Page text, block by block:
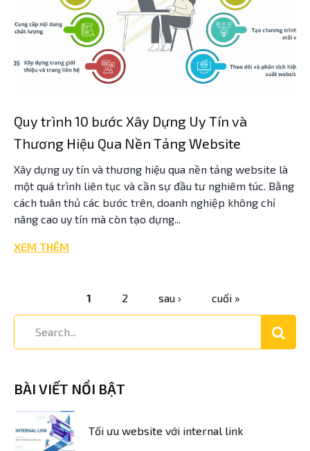
Quy trình 10 bước Xây Dựng Uy Tín và
Thương Hiệu Qua Nền Tảng Website
Xây dựng uy tín và thương hiệu qua nền tảng website là
một quá trình liên tục và cần sự đầu tư nghiêm túc. Bằng
cách tuân thủ các bước trên, doanh nghiệp không chỉ
nâng cao uy tín mà còn tạo dựng...
XEM THÊM
1 2 sau › cuối »
BÀI VIẾT NỔI BẬT
Tối ưu website với internal link